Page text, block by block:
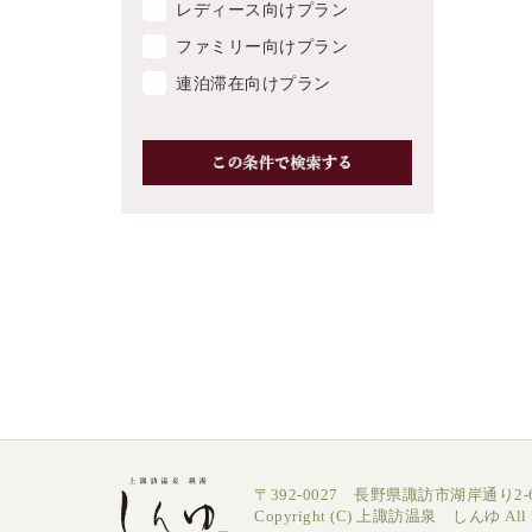
レディース向けプラン
ファミリー向けプラン
連泊滞在向けプラン
〒392-0027 長野県諏訪市湖岸通り2-
Copyright (C) 上諏訪温泉 しんゆ All